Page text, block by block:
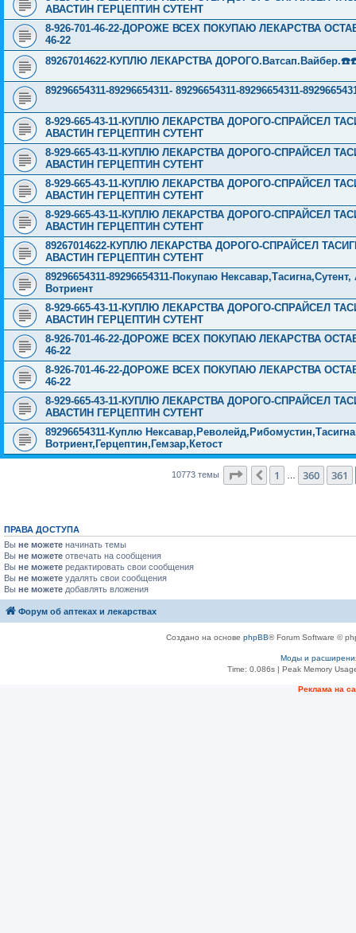
АВАСТИН ГЕРЦЕПТИН СУТЕНТ
8-926-701-46-22-ДОРОЖЕ ВСЕХ ПОКУПАЮ ЛЕКАРСТВА
46-22
89267014622-КУПЛЮ ЛЕКАРСТВА
89296654311-89296654311- 89296654311-89296654311-
8-929-665-43-11-КУПЛЮ ЛЕКАРСТВА ДОРОГО-СПРАЙСЕЛ
АВАСТИН ГЕРЦЕПТИН СУТЕНТ
8-929-665-43-11-КУПЛЮ ЛЕКАРСТВА ДОРОГО-СПРАЙСЕЛ
АВАСТИН ГЕРЦЕПТИН СУТЕНТ
8-929-665-43-11-КУПЛЮ ЛЕКАРСТВА ДОРОГО-СПРАЙСЕЛ
АВАСТИН ГЕРЦЕПТИН СУТЕНТ
8-929-665-43-11-КУПЛЮ ЛЕКАРСТВА ДОРОГО-СПРАЙСЕЛ
АВАСТИН ГЕРЦЕПТИН СУТЕНТ
89267014622-КУПЛЮ ЛЕКАРСТВА ДОРОГО-СПРАЙСЕЛ
АВАСТИН ГЕРЦЕПТИН СУТЕНТ
89296654311-89296654311-Покупаю
Вотриент
8-929-665-43-11-КУПЛЮ ЛЕКАРСТВА ДОРОГО-СПРАЙСЕЛ
АВАСТИН ГЕРЦЕПТИН СУТЕНТ
8-926-701-46-22-ДОРОЖЕ ВСЕХ ПОКУПАЮ ЛЕКАРСТВА
46-22
8-926-701-46-22-ДОРОЖЕ ВСЕХ ПОКУПАЮ ЛЕКАРСТВА
46-22
8-929-665-43-11-КУПЛЮ ЛЕКАРСТВА ДОРОГО-СПРАЙСЕЛ
АВАСТИН ГЕРЦЕПТИН СУТЕНТ
89296654311-Куплю
Вотриент,Герцептин,Гемзар,Кетост
10773 темы Страница 362из 431
Пред.
1 360 361
ПРАВА ДОСТУПА
Вы не можете начинать темы
Вы не можете отвечать на сообщения
Вы не можете редактировать свои сообщения
Вы не можете удалять свои сообщения
Вы не можете добавлять вложения
Форум об аптеках и лекарствах
Создано на основе phpBB® Forum Software ©
Моды и
Time: 0.086s| Peak Memory
Рeклама на